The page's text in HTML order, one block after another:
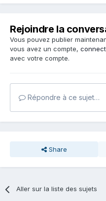
Rejoindre la
Vous pouvez publier
vous avez un compte,
avec votre compte.
Répondre à ce sujet…
Share
Aller sur la liste des sujets